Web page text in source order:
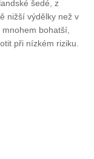
šedé, z
nižší výdělky než v
bohatší,
při nízkém riziku.